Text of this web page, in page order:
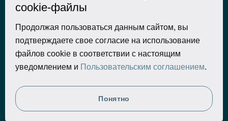
Все права на любые материалы, опубликованные на сайте,
защищены в соответствии с российским законодательством
об интеллектуальной собственности. Любое использование
текстовых, фото, аудио и видеоматериалов возможно только
с согласия правообладателя (ООО «Крылья») и при строгом
наличии ссылки на ресурс. Для сетевых ресурсов –
гиперссылка.
Разработка сайта
cookie-файлы
Продолжая пользоваться данным сайтом, вы
подтверждаете свое согласие на использование
файлов cookie в соответствии с настоящим
уведомлением и Пользовательским соглашением.
Понятно